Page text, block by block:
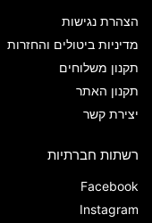
הצהרת נגישות
מדיניות ביטולים והחזרות
תקנון משלוחים
תקנון האתר
יצירת קשר
רשתות חברתיות
Facebook
Instagram